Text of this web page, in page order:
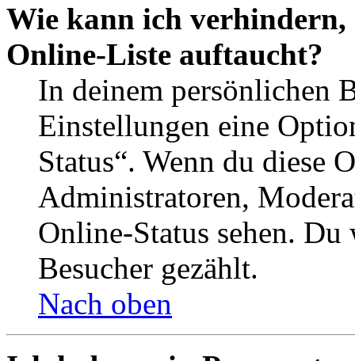
Wie kann ich verhindern,
Online-Liste auftaucht?
In deinem persönlichen
Einstellungen eine
Status“. Wenn du diese
Administratoren,
Online-Status sehen.
Besucher gezählt.
Nach oben